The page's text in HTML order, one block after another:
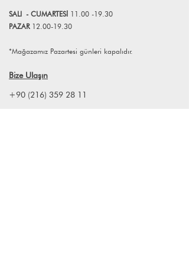
SALI - CUMARTESİ 11.00 -19.30
PAZAR 12.00-19.30
*Mağazamız Pazartesi günleri kapalıdır.
Bize Ulaşın
+90 (216) 359 28 11